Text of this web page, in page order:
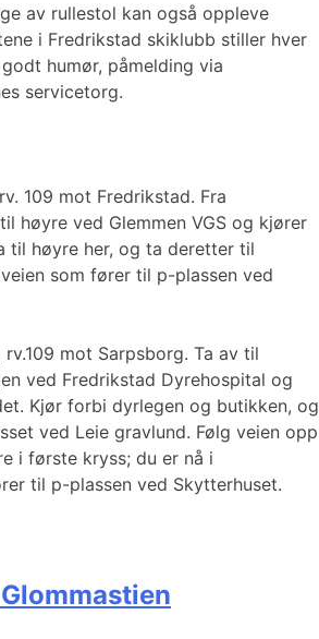
av rullestol kan også oppleve
i Fredrikstad skiklubb stiller hver
humør, påmelding via
servicetorg.
109 mot Fredrikstad. Fra
høyre ved Glemmen VGS og kjører
til høyre her, og ta deretter til
som fører til p-plassen ved
mot Sarpsborg. Ta av til
ved Fredrikstad Dyrehospital og
Kjør forbi dyrlegen og butikken, og
ved Leie gravlund. Følg veien opp
i første kryss; du er nå i
til p-plassen ved Skytterhuset.